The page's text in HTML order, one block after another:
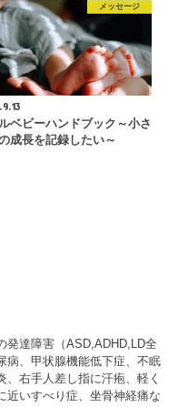
メッセージ
ベビーハンドブック～小さ
成長を記録したい～
発達障害（ASD,ADHD,LD全
病、甲状腺機能低下症、不眠
右手人差し指に汗疱、軽く
近いすべり症、坐骨神経痛な